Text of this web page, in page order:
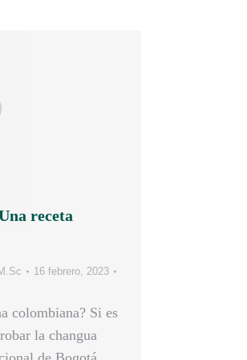
receta
16 febrero, 2023
colombiana? Si es
la changua